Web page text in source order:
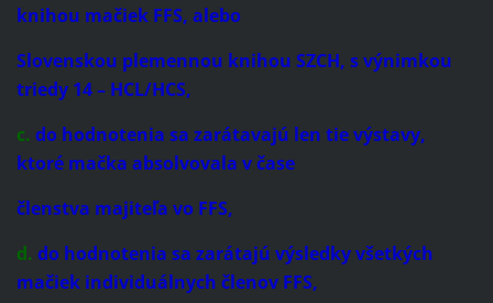
knihou mačiek FFS, alebo
Slovenskou plemennou knihou SZCH, s výnimkou
triedy 14 – HCL/HCS,
c. do hodnotenia sa zarátavajú len tie výstavy,
ktoré mačka absolvovala v čase
členstva majiteľa vo FFS,
d. do hodnotenia sa zarátajú výsledky všetkých
mačiek individuálnych členov FFS,